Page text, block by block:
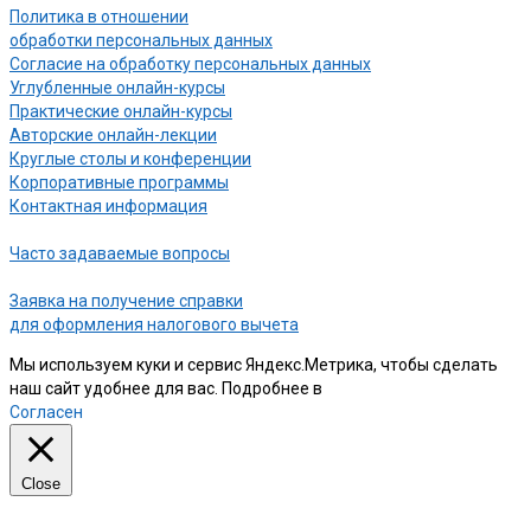
Политика в отношении
обработки персональных данных
Согласие на обработку персональных данных
Углубленные онлайн-курсы
Практические онлайн-курсы
Авторские онлайн-лекции
Круглые столы и конференции
Корпоративные программы
Контактная информация
Часто задаваемые вопросы
Заявка на получение справки
для оформления налогового вычета
Мы используем куки и сервис Яндекс.Метрика, чтобы сделать
наш сайт удобнее для вас. Подробнее в
Согласен
Close